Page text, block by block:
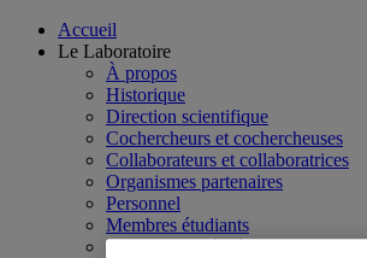
Accueil
Le Laboratoire
À propos
Historique
Direction scientifique
Cochercheurs et cochercheuses
Collaborateurs et collaboratrices
Organismes partenaires
Personnel
Membres étudiants
Membres diplômés